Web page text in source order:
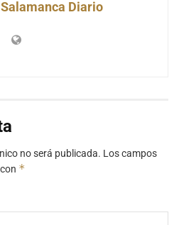
Diario
no será publicada. Los campos
*